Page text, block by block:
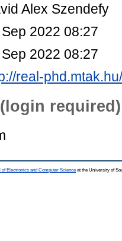
Alex Szendefy
2022 08:27
2022 08:27
real-
required)
of Electronics and Computer Science at the University of